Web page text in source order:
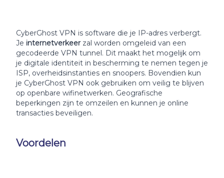
CyberGhost VPN is software die je IP-adres verbergt.
Je internetverkeer zal worden omgeleid van een
gecodeerde VPN tunnel. Dit maakt het mogelijk om
je digitale identiteit in bescherming te nemen tegen je
ISP, overheidsinstanties en snoopers. Bovendien kun
je CyberGhost VPN ook gebruiken om veilig te blijven
op openbare wifinetwerken. Geografische
beperkingen zijn te omzeilen en kunnen je online
transacties beveiligen.
Voordelen